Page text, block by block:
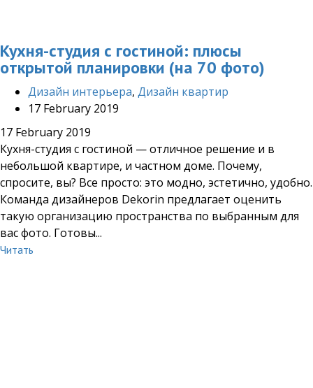
Кухня-студия с гостиной: плюсы
открытой планировки (на 70 фото)
Дизайн интерьера, Дизайн квартир
17 February 2019
17 February 2019
Кухня-студия с гостиной — отличное решение и в
небольшой квартире, и частном доме. Почему,
спросите, вы? Все просто: это модно, эстетично, удобно.
Команда дизайнеров Dekorin предлагает оценить
такую организацию пространства по выбранным для
вас фото. Готовы...
Читать